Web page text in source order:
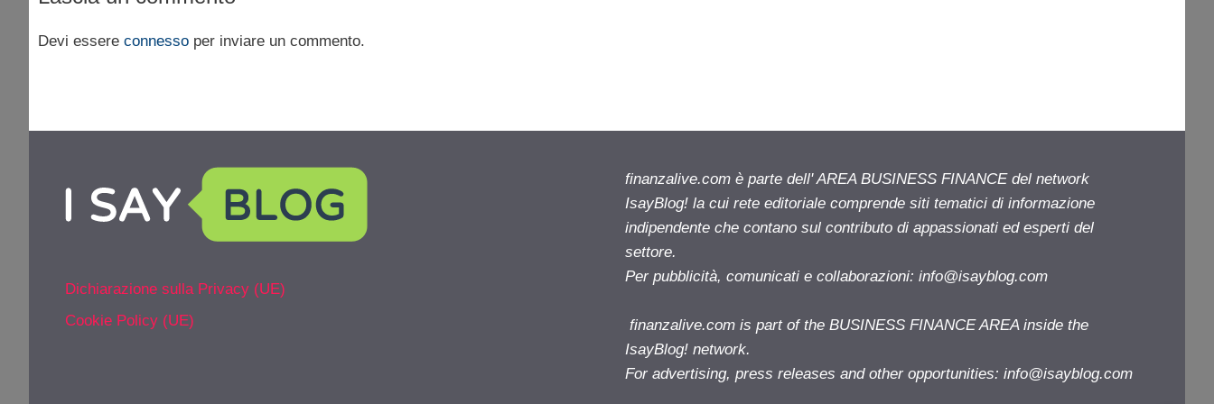
Devi essere connesso per inviare un commento.
Dichiarazione sulla Privacy (UE)
Cookie Policy (UE)
finanzalive.com è parte dell' AREA BUSINESS FINANCE del network
IsayBlog! la cui rete editoriale comprende siti tematici di informazione
indipendente che contano sul contributo di appassionati ed esperti del
settore.
Per pubblicità, comunicati e collaborazioni: info@isayblog.com
finanzalive.com is part of the BUSINESS FINANCE AREA inside the
IsayBlog! network.
For advertising, press releases and other opportunities: info@isayblog.com